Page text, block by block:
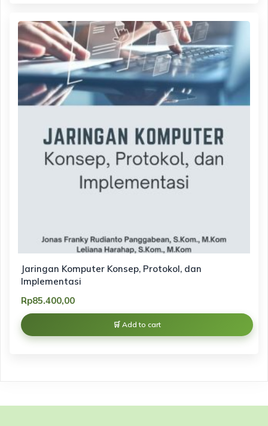
Jaringan Komputer Konsep, Protokol, dan
Implementasi
Rp85.400,00
Add to cart